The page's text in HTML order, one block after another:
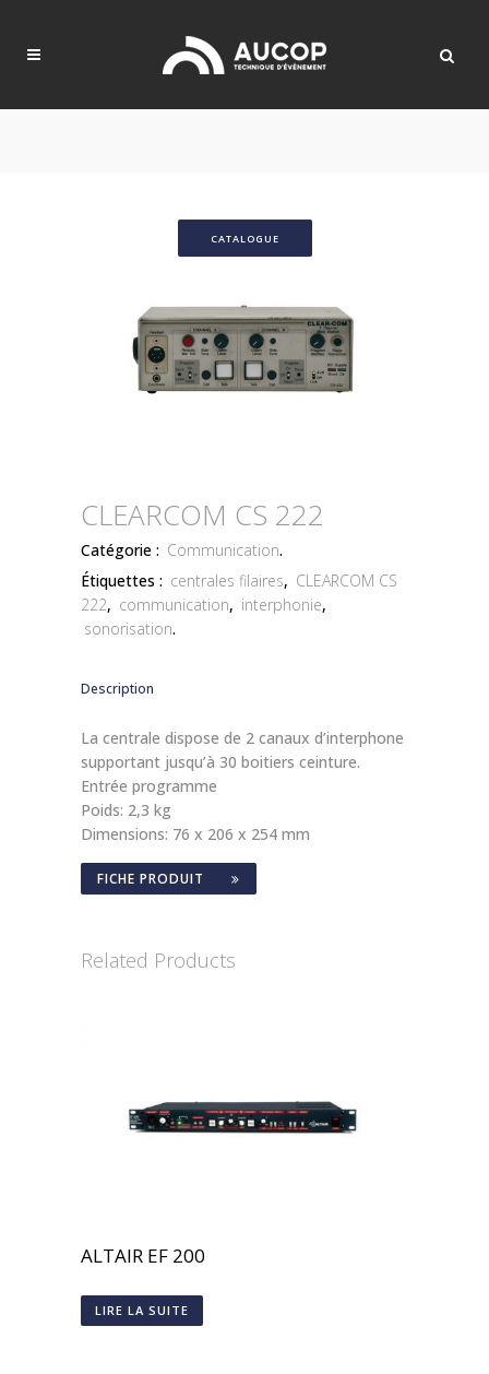
CATALOGUE
CLEARCOM CS 222
Catégorie : Communication.
Étiquettes : centrales filaires, CLEARCOM CS
222, communication, interphonie,
sonorisation.
Description
La centrale dispose de 2 canaux d’interphone
supportant jusqu’à 30 boitiers ceinture.
Entrée programme
Poids: 2,3 kg
Dimensions: 76 x 206 x 254 mm
FICHE PRODUIT
Related Products
ALTAIR EF 200
LIRE LA SUITE